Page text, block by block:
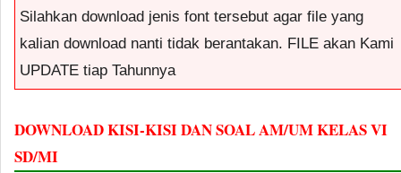
Silahkan download jenis font tersebut agar file yang
kalian download nanti tidak berantakan. FILE akan Kami
UPDATE tiap Tahunnya
DOWNLOAD KISI-KISI DAN SOAL AM/UM KELAS VI
SD/MI